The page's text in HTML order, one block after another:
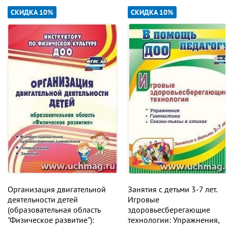
СКИДКА 10%
Организация двигательной
деятельности детей
(образовательная область
"Физическое развитие"):
СКИДКА 10%
Занятия с детьми 3-7 лет.
Игровые
здоровьесберегающие
технологии: Упражнения,